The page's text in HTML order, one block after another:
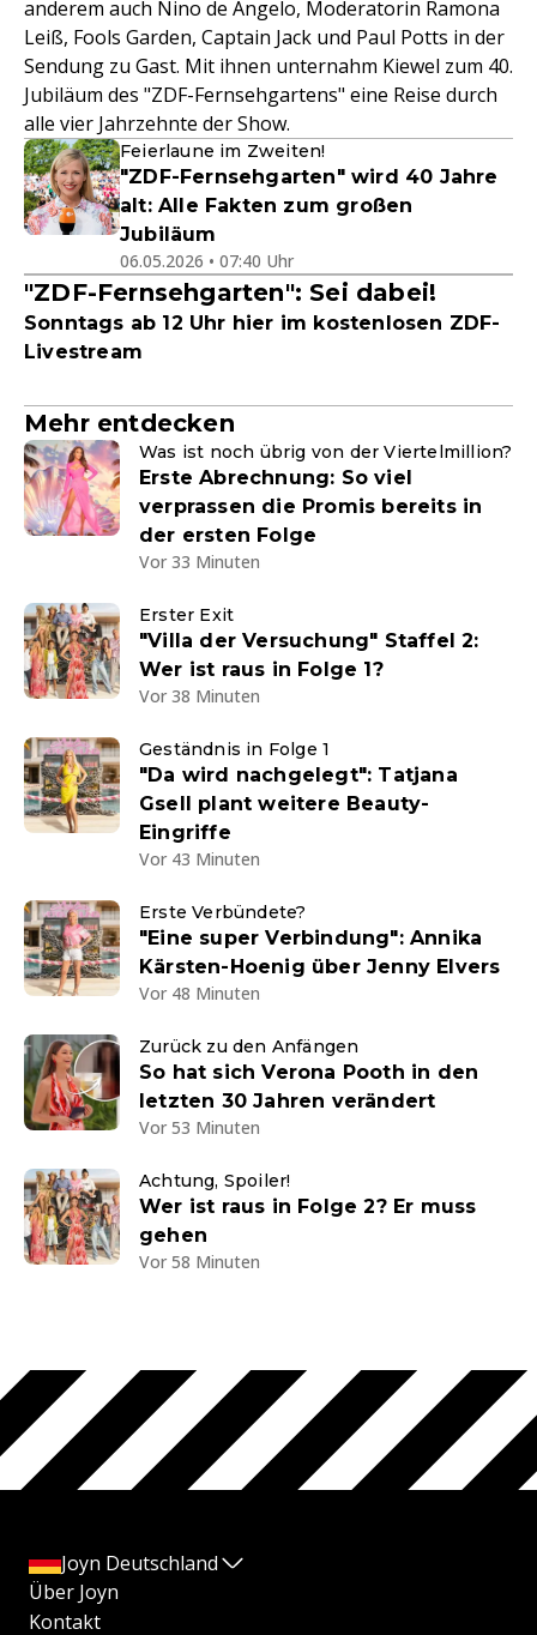
anderem auch Nino de Angelo, Moderatorin Ramona
Leiß, Fools Garden, Captain Jack und Paul Potts in der
Sendung zu Gast. Mit ihnen unternahm Kiewel zum 40.
Jubiläum des "ZDF-Fernsehgartens" eine Reise durch
alle vier Jahrzehnte der Show.
Feierlaune im Zweiten!
"ZDF-Fernsehgarten" wird 40 Jahre
alt: Alle Fakten zum großen
Jubiläum
06.05.2026 • 07:40 Uhr
"ZDF-Fernsehgarten": Sei dabei!
Sonntags ab 12 Uhr hier im kostenlosen ZDF-
Livestream
Mehr entdecken
Was ist noch übrig von der Viertelmillion?
Erste Abrechnung: So viel
verprassen die Promis bereits in
der ersten Folge
Vor 33 Minuten
Erster Exit
"Villa der Versuchung" Staffel 2:
Wer ist raus in Folge 1?
Vor 38 Minuten
Geständnis in Folge 1
"Da wird nachgelegt": Tatjana
Gsell plant weitere Beauty-
Eingriffe
Vor 43 Minuten
Erste Verbündete?
"Eine super Verbindung": Annika
Kärsten-Hoenig über Jenny Elvers
Vor 48 Minuten
Zurück zu den Anfängen
So hat sich Verona Pooth in den
letzten 30 Jahren verändert
Vor 53 Minuten
Achtung, Spoiler!
Wer ist raus in Folge 2? Er muss
gehen
Vor 58 Minuten
Joyn Deutschland
Über Joyn
Kontakt